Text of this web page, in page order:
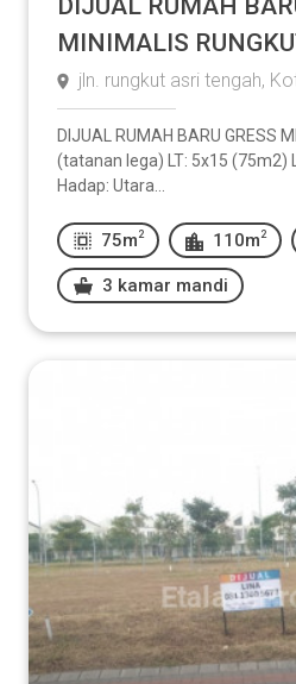
DIJUAL RUMAH
MINIMALIS
jln. rungkut asri tengah,
DIJUAL RUMAH BARU GRESS
(tatanan lega) LT: 5x15 (75m2)
Hadap: Utara...
75m 2 110m 2
3 kamar mandi